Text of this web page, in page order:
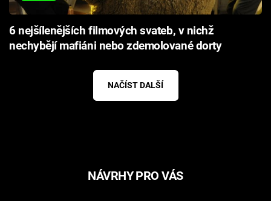
6 nejšílenějších filmových svateb, v nichž
nechybějí mafiáni nebo zdemolované dorty
NAČÍST DALŠÍ
NÁVRHY PRO VÁS